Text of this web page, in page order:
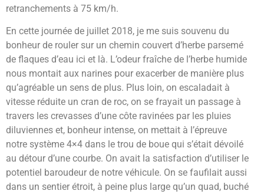
retranchements à 75 km/h.
En cette journée de juillet 2018, je me suis souvenu du
bonheur de rouler sur un chemin couvert d’herbe parsemé
de flaques d’eau ici et là. L’odeur fraîche de l’herbe humide
nous montait aux narines pour exacerber de manière plus
qu’agréable un sens de plus. Plus loin, on escaladait à
vitesse réduite un cran de roc, on se frayait un passage à
travers les crevasses d’une côte ravinées par les pluies
diluviennes et, bonheur intense, on mettait à l’épreuve
notre système 4×4 dans le trou de boue qui s’était dévoilé
au détour d’une courbe. On avait la satisfaction d’utiliser le
potentiel baroudeur de notre véhicule. On se faufilait aussi
dans un sentier étroit, à peine plus large qu’un quad, buché